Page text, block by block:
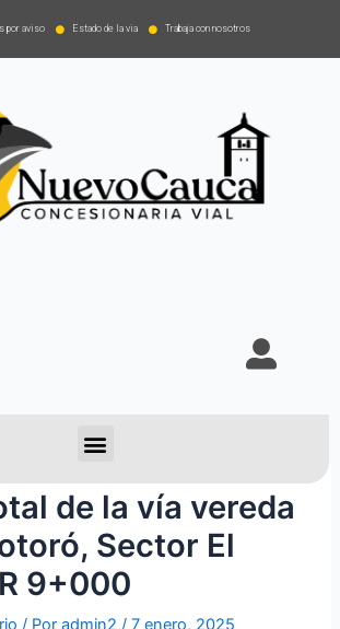
por aviso Estado de la via Trabaja con nosotros
de la vía vereda
Sector El
9+000
/ Poradmin2 /7 enero, 2025